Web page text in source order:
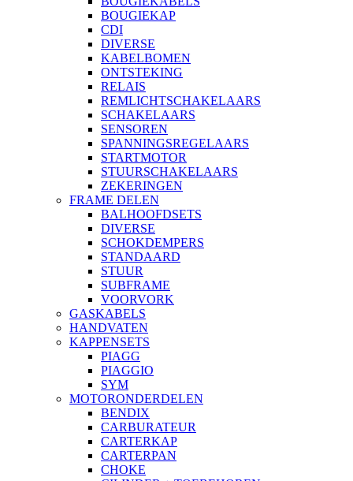
BOUGIEKAP
CDI
DIVERSE
KABELBOMEN
ONTSTEKING
RELAIS
REMLICHTSCHAKELAARS
SCHAKELAARS
SENSOREN
SPANNINGSREGELAARS
STARTMOTOR
STUURSCHAKELAARS
ZEKERINGEN
FRAME DELEN
BALHOOFDSETS
DIVERSE
SCHOKDEMPERS
STANDAARD
STUUR
SUBFRAME
VOORVORK
GASKABELS
HANDVATEN
KAPPENSETS
PIAGG
PIAGGIO
SYM
MOTORONDERDELEN
BENDIX
CARBURATEUR
CARTERKAP
CARTERPAN
CHOKE